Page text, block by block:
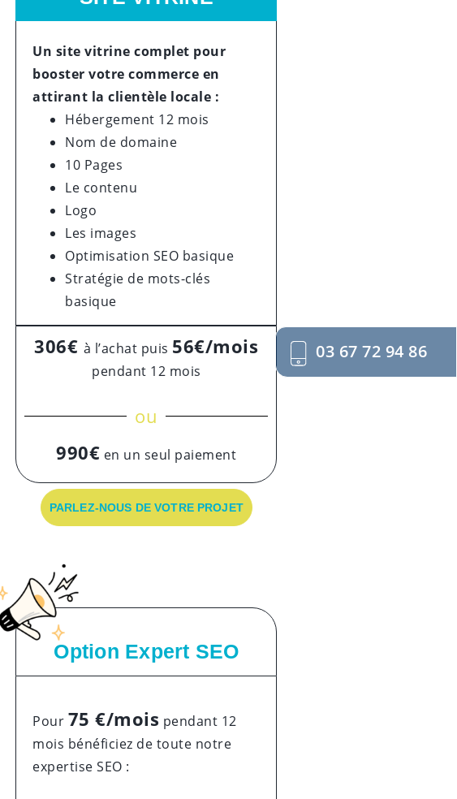
Un site vitrine complet pour
booster votre commerce en
attirant la clientèle locale :
Hébergement 12 mois
Nom de domaine
10 Pages
Le contenu
Logo
Les images
Optimisation SEO basique
Stratégie de mots-clés
basique
306€ à l’achat puis 56€/mois
pendant 12 mois
ou
990€ en un seul paiement
PARLEZ-NOUS DE VOTRE PROJET
Option Expert SEO
Pour 75 €/mois pendant 12
mois bénéficiez de toute notre
expertise SEO :
03 67 72 94 86